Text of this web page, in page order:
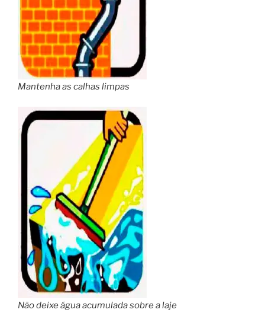
Mantenha as calhas limpas
Não deixe água acumulada sobre a laje